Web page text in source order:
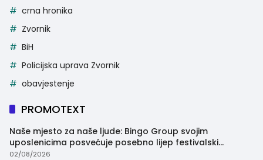
crna hronika
Zvornik
BiH
Policijska uprava Zvornik
obavjestenje
PROMOTEXT
Naše mjesto za naše ljude: Bingo Group svojim
uposlenicima posvećuje posebno lijep festivalski
trenutak
02/08/2026